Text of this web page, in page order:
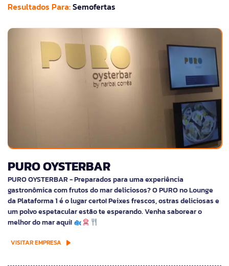
Resultados Para:Semofertas
PURO OYSTERBAR
PURO OYSTERBAR - Preparados para uma experiência
gastronômica com frutos do mar deliciosos? O PURO no Lounge
da Plataforma 1 é o lugar certo! Peixes frescos, ostras deliciosas e
um polvo espetacular estão te esperando. Venha saborear o
melhor do mar aqui!
VISITAR EMPRESA